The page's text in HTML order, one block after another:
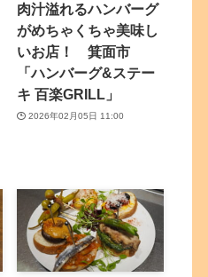
肉汁溢れるハンバーグ
がめちゃくちゃ美味し
いお店！ 箕面市
「ハンバーグ&ステー
キ 百楽GRILL」
2026年02月05日 11:00